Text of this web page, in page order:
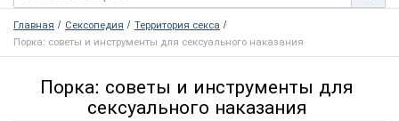
Главная Сексопедия
Территория секса
Порка: советы и инструменты для сексуального наказания
Порка: советы и инструменты для
сексуального наказания